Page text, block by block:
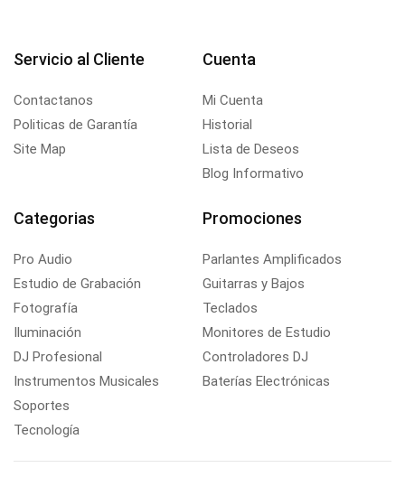
Servicio al Cliente
Contactanos
Politicas de Garantía
Site Map
Cuenta
Mi Cuenta
Historial
Lista de Deseos
Blog Informativo
Categorias
Pro Audio
Estudio de Grabación
Fotografía
Iluminación
DJ Profesional
Instrumentos Musicales
Soportes
Tecnología
Promociones
Parlantes Amplificados
Guitarras y Bajos
Teclados
Monitores de Estudio
Controladores DJ
Baterías Electrónicas